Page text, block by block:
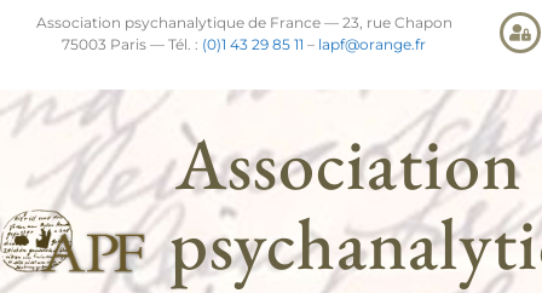
Association psychanalytique de France — 23, rue Chapon
75003 Paris — Tél. : (0)1 43 29 85 11 – lapf@orange.fr
Association